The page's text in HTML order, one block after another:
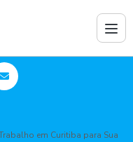
em Curitiba para Sua